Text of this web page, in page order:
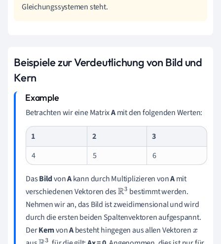
Gleichungssystemen steht.
Beispiele zur Verdeutlichung von Bild und
Kern
Betrachten wir eine MatrixAmit den folgenden Werten:
1 2
3
4
5 6
DasBildvonAkann durch Multiplizieren vonAmit
verschiedenen Vektoren desR3 bestimmt werden.
Nehmen wir an, das Bild ist zweidimensional und wird
durch die ersten beiden Spaltenvektoren aufgespannt.
DerKernvonAbesteht hingegen aus allen Vektorenx